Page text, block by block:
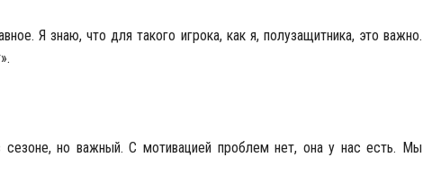
Я знаю, что для такого игрока, как я, полузащитника, это важно.
но важный. С мотивацией проблем нет, она у нас есть. Мы